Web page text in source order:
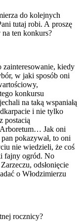
do kolejnych
ani tutaj robi. A proszę
na ten konkurs?
zainteresowanie, kiedy
w jaki sposób oni
konkursu
na taką wspaniałą
i nie tylko
postacią
Arboretum… Jak oni
pokazywał, to oni
nie wiedzieli, że coś
fajny ogród. No
odsłonięcie
o Włodzimierzu
rocznicy?